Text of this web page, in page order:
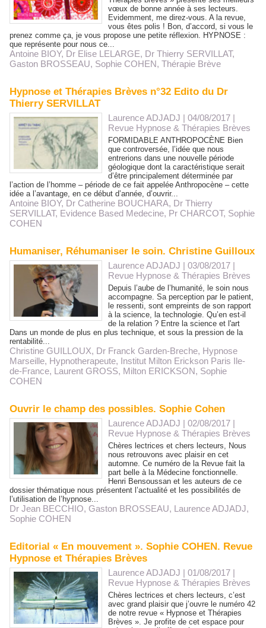
vœux de bonne année à ses lecteurs.
Evidemment, me direz-vous. A la revue,
vous êtes polis ! Bon, d’accord, si vous le
prenez comme ça, je vous propose une petite réflexion. HYPNOSE :
que représente pour nous ce...
Antoine BIOY, Dr Elise LELARGE, Dr Thierry SERVILLAT,
Gaston BROSSEAU, Sophie COHEN, Thérapie Brève
Hypnose et Thérapies Brèves n°32 Edito du Dr
Thierry SERVILLAT
Laurence ADJADJ | 04/08/2017 |
Revue Hypnose & Thérapies Brèves
FORMIDABLE ANTHROPOCÈNE Bien
que controversée, l’idée que nous
entrerions dans une nouvelle période
géologique dont la caractéristique serait
d’être principalement déterminée par
l’action de l’homme – période de ce fait appelée Anthropocène – cette
idée a l’avantage, en ce début d’année, d’ouvrir...
Antoine BIOY, Dr Catherine BOUCHARA, Dr Thierry
SERVILLAT, Evidence Based Medecine, Pr CHARCOT, Sophie
COHEN
Humaniser, Réhumaniser le soin. Christine Guilloux
Laurence ADJADJ | 03/08/2017 |
Revue Hypnose & Thérapies Brèves
Depuis l’aube de l’humanité, le soin nous
accompagne. Sa perception par le patient,
le ressenti, sont empreints de son rapport
à la science, la technologie. Qu’en est-il
de la relation ? Entre la science et l'art
Dans un monde de plus en plus technique, et sous la pression de la
rentabilité...
Christine GUILLOUX, Dr Franck Garden-Breche, Hypnose
Marseille, Hypnotherapeute, Institut Milton Erickson Paris Ile-
de-France, Laurent GROSS, Milton ERICKSON, Sophie
COHEN
Ouvrir le champ des possibles. Sophie Cohen
Laurence ADJADJ | 02/08/2017 |
Revue Hypnose & Thérapies Brèves
Chères lectrices et chers lecteurs, Nous
nous retrouvons avec plaisir en cet
automne. Ce numéro de la Revue fait la
part belle à la Médecine fonctionnelle.
Henri Bensoussan et les auteurs de ce
dossier thématique nous présentent l’actualité et les possibilités de
l’utilisation de l’hypnose...
Dr Jean BECCHIO, Gaston BROSSEAU, Laurence ADJADJ,
Sophie COHEN
Editorial « En mouvement ». Sophie COHEN. Revue
Hypnose et Thérapies Brèves
Laurence ADJADJ | 01/08/2017 |
Revue Hypnose & Thérapies Brèves
Chères lectrices et chers lecteurs, c’est
avec grand plaisir que j’ouvre le numéro 42
de notre revue « Hypnose et Thérapies
Brèves ». Je profite de cet espace pour